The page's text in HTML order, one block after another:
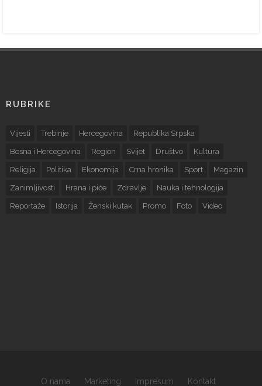
RUBRIKE
Vijesti Trebinje Hercegovina Republika Srpska
Bosna i Hercegovina Region Svijet Društvo Kultura
Religija Politika Ekonomija Crna hronika Sport Magazin
Zanimljivosti Hrana i piće Zdravlje Nauka i tehnologija
Reportaže Istorija Ženski kutak Promo Foto Video
O nama Marketing Impresum Kontakt